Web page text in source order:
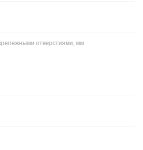
отверстиями, мм